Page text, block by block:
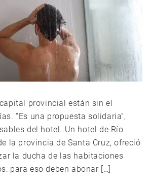
provincial están sin el
“Es una propuesta solidaria”,
del hotel. Un hotel de Río
la provincia de Santa Cruz, ofreció
la ducha de las habitaciones
para eso deben abonar […]